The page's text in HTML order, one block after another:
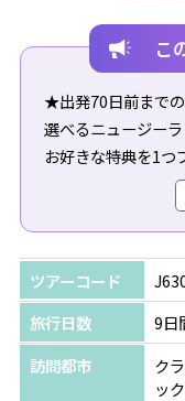
こ
★出発70日前まで
選べるニュージー
お好きな特典を1つ
【A】自然に囲ま
「マウントクック
ヵ所をお選びいた
【B】星空観賞ツア
「テカポ湖」また
1ヵ所をお選びいた
ツアーコード
旅行日数
9日
訪問都市
ク
ッ